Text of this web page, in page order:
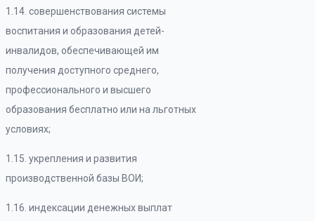
1.14. совершенствования системы
воспитания и образования детей-
инвалидов, обеспечивающей им
получения доступного среднего,
профессионального и высшего
образования бесплатно или на льготных
условиях;
1.15. укрепления и развития
производственной базы ВОИ;
1.16. индексации денежных выплат